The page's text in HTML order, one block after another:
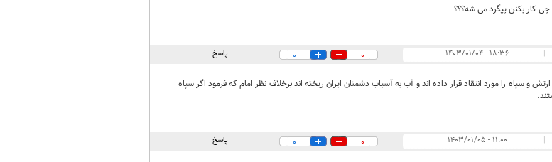
کار بکنن پیگرد می شه؟؟؟
| ۱۸:۳۶ - ۱۴۰۳/۰۱/۰۴ 0
0 پاسخ
و سپاه را مورد انتقاد قرار داده اند و آب به آسیاب دشمنان ایران ریخته اند برخلاف نظر امام که فرمود اگر سپاه
| ۱۱:۰۰ - ۱۴۰۳/۰۱/۰۵ 0
0 پاسخ